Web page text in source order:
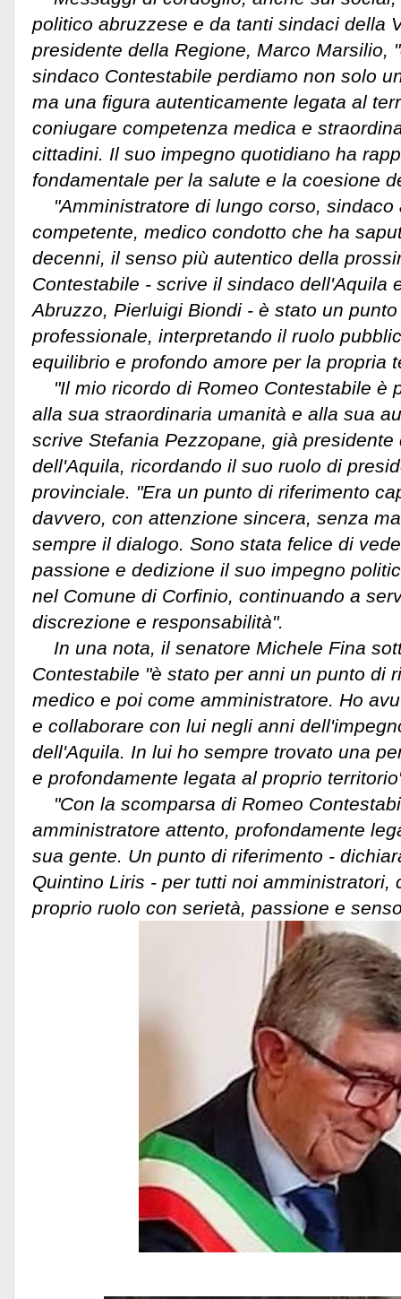
politico abruzzese e da tanti sindaci della
presidente della Regione, Marco Marsilio,
sindaco Contestabile perdiamo non solo
ma una figura autenticamente legata al
coniugare competenza medica e
cittadini. Il suo impegno quotidiano ha
fondamentale per la salute e la coesione
"Amministratore di lungo corso, sindaco
competente, medico condotto che ha
decenni, il senso più autentico della
Contestabile - scrive il sindaco dell'Aquila
Abruzzo, Pierluigi Biondi - è stato un
professionale, interpretando il ruolo
equilibrio e profondo amore per la propria
"Il mio ricordo di Romeo Contestabile è
alla sua straordinaria umanità e alla sua
scrive Stefania Pezzopane, già presidente
dell'Aquila, ricordando il suo ruolo di
provinciale. "Era un punto di riferimento
davvero, con attenzione sincera, senza
sempre il dialogo. Sono stata felice di
passione e dedizione il suo impegno
nel Comune di Corfinio, continuando a
discrezione e responsabilità".
In una nota, il senatore Michele Fina
Contestabile "è stato per anni un punto di
medico e poi come amministratore. Ho
e collaborare con lui negli anni
dell'Aquila. In lui ho sempre trovato una
e profondamente legata al proprio
"Con la scomparsa di Romeo
amministratore attento, profondamente
sua gente. Un punto di riferimento -
Quintino Liris - per tutti noi amministratori,
proprio ruolo con serietà, passione e